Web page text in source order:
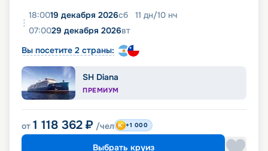
18:0019 декабря 2026сб 11 дн/10 нч
07:0029 декабря 2026вт
Вы посетите 2 страны:
SH Diana
ПРЕМИУМ
от 1 118 362 ₽ /чел +1 000
Выбрать круиз